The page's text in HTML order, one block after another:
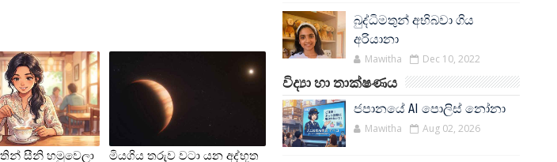
සීනි හමුවෙලා
මියගිය තරුව වටා යන අද්භූත
බුද්ධිමතුන් අභිබවා ගිය
අරියානා
Mawitha Dec 10, 2022
විද්‍යා හා තාක්ෂණය
ජපානයේ AI පොලිස් නෝනා
Mawitha Aug 02, 2026